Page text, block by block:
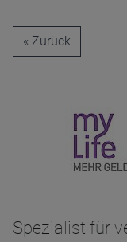
« Zurück
Spezialist für